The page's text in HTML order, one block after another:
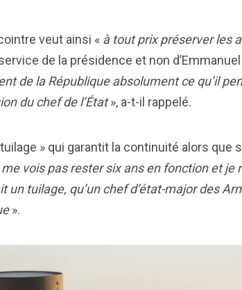
veut ainsi « à tout prix préserver les
de la présidence et non d’Emmanuel
de la République absolument ce qu’il
du chef de l’État», a-t-il rappelé.
tuilage » qui garantit la continuité alors que
vois pas rester six ans en fonction et je
un tuilage, qu’un chef d’état-major des
».